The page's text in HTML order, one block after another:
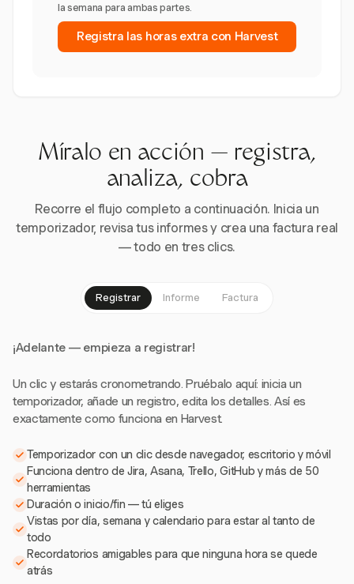
la semana para ambas partes.
Registra las horas extra con Harvest
Míralo en acción — registra,
analiza, cobra
Recorre el flujo completo a continuación. Inicia un
temporizador, revisa tus informes y crea una factura real
— todo en tres clics.
Registrar Informe Factura
¡Adelante — empieza a registrar!
Un clic y estarás cronometrando. Pruébalo aquí: inicia un
temporizador, añade un registro, edita los detalles. Así es
exactamente como funciona en Harvest.
Temporizador con un clic desde navegador, escritorio y móvil
Funciona dentro de Jira, Asana, Trello, GitHub y más de 50
herramientas
Duración o inicio/fin — tú eliges
Vistas por día, semana y calendario para estar al tanto de
todo
Recordatorios amigables para que ninguna hora se quede
atrás